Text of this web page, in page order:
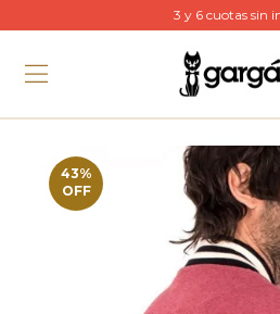
3 y 6 cuotas sin
43%
OFF